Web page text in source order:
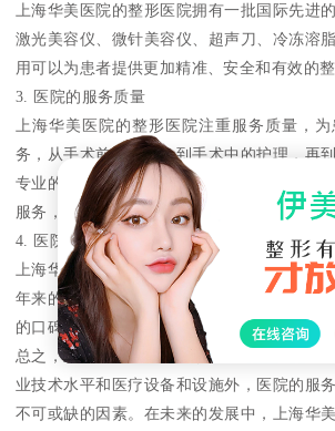
上海华美医院的整形医院拥有一批国际先进
激光美容仪、微针美容仪、超声刀、冷冻溶
用可以为患者提供更加精准、安全和有效的整
3. 医院的服务质量
上海华美医院的整形医院注重服务质量，
务，从手术前的咨询，到手术中的护理，再
专业的医生和护士提供全程服务。医院除了
服务，还注重为患者提供舒适的就诊环境。
4. 医院的口碑和品牌
上海华美医院的整形医院拥有良好的口碑和
年来的专业服务和高水平的整形美容技术，
的口碑和品牌形象，这也为医院的发展提供了
总之，上海华美医院的整形医院之所以能成
业技术水平和医疗设备和设施外，医院的服
不可或缺的因素。在未来的发展中，上海华